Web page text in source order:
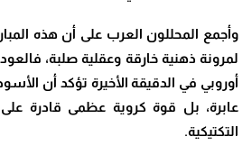
وأجمع المحللون العرب على أن هذه
لمرونة ذهنية خارقة وعقلية صلبة،
أوروبي في الدقيقة الأخيرة تؤكد أن
عابرة، بل قوة كروية عظمى قادرة
التكتيكية.